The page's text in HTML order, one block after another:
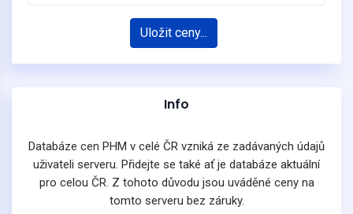
Uložit ceny...
Info
Databáze cen PHM v celé ČR vzniká ze zadávaných údajů
uživateli serveru. Přidejte se také ať je databáze aktuální
pro celou ČR. Z tohoto důvodu jsou uváděné ceny na
tomto serveru bez záruky.